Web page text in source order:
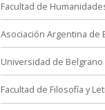
Facultad de
Asociación Argentina de
Universidad de Belgrano
Facultad de Filosofía y